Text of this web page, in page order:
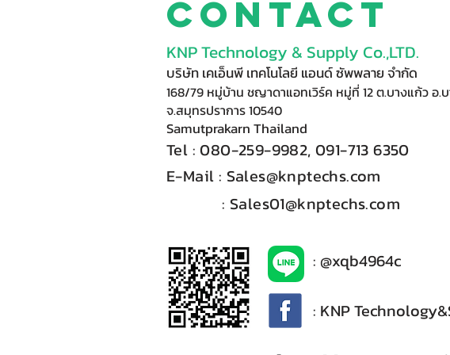
Contact
KNP Technology & Supply Co.,LTD.
บริษัท เคเอ็นพี เทคโนโลยี แอนด์ ซัพพลาย จำกัด
168/79 หมู่บ้าน ชญาดาแอทเวิร์ค หมู่ที่ 12 ต.บางแก้ว อ.
จ.สมุทรปราการ 10540
Samutprakarn Thailand
Tel : 080-259-9982, 091-713 6350
E-Mail :​ Sales@knptechs.com
: Sales01@knptechs.com
: KNP
: @xqb4964c